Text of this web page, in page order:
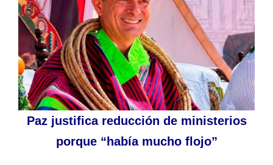
Paz justifica reducción de ministerios
porque “había mucho flojo”